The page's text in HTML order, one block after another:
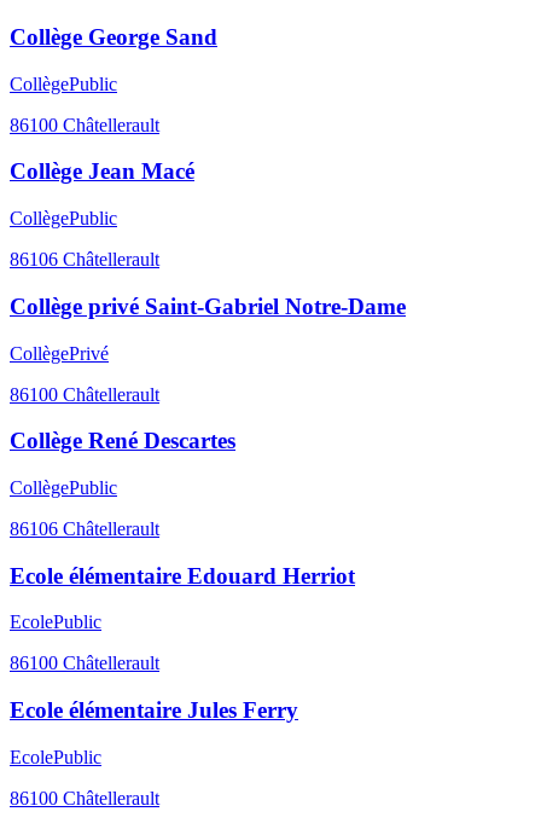
Collège George Sand
CollègePublic
86100 Châtellerault
Collège Jean Macé
CollègePublic
86106 Châtellerault
Collège privé Saint-Gabriel Notre-Dame
CollègePrivé
86100 Châtellerault
Collège René Descartes
CollègePublic
86106 Châtellerault
Ecole élémentaire Edouard Herriot
EcolePublic
86100 Châtellerault
Ecole élémentaire Jules Ferry
EcolePublic
86100 Châtellerault